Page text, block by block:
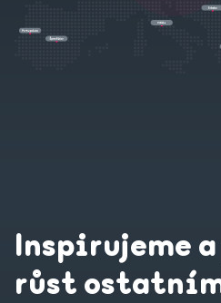
Inspirujeme
růst